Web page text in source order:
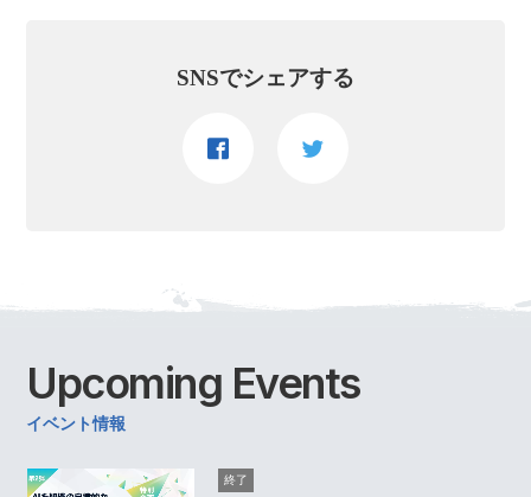
SNSでシェアする
Upcoming Events
イベント情報
終了